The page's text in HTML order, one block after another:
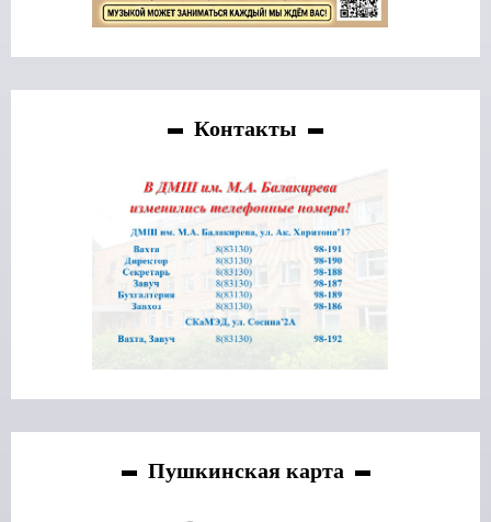
Контакты
Пушкинская карта